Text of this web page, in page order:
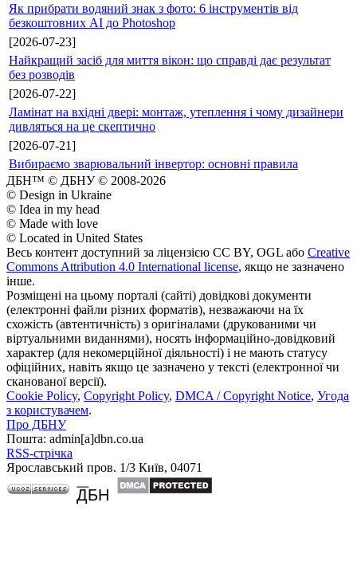
Як прибрати водяний знак з фото: 6 інструментів від
безкоштовних AI до Photoshop
[2026-07-23]
Найкращий засіб для миття вікон: що справді дає результат
без розводів
[2026-07-22]
Ламінат на вхідні двері: монтаж, утеплення і чому дизайнери
дивляться на це скептично
[2026-07-21]
Вибираємо зварювальний інвертор: основні правила
ДБН™ © ДБНУ © 2008-2026
© Design in Ukraine
© Idea in my head
© Made with love
© Located in United States
Весь контент доступний за ліцензією CC BY, OGL або Creative
Commons Attribution 4.0 International license, якщо не зазначено
інше.
Розміщені на цьому порталі (сайті) довідкові документи
(електронні файли різних форматів), незважаючи на їх
схожість (автентичність) з оригіналами (друкованими чи
віртуальними виданнями), носять інформаційно-довідковий
характер (для некомерційної діяльності) і не мають статусу
офіційних, навіть якщо це зазначено у тексті (електронної чи
сканованої версії).
Cookie Policy, Copyright Policy, DMCA / Copyright Notice, Угода
з користувачем.
Про ДБНУ
Пошта: admin[а]dbn.co.ua
RSS-стрічка
Ярославський пров. 1/3 Київ, 04071